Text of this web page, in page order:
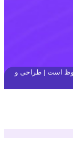
است | طراحی و